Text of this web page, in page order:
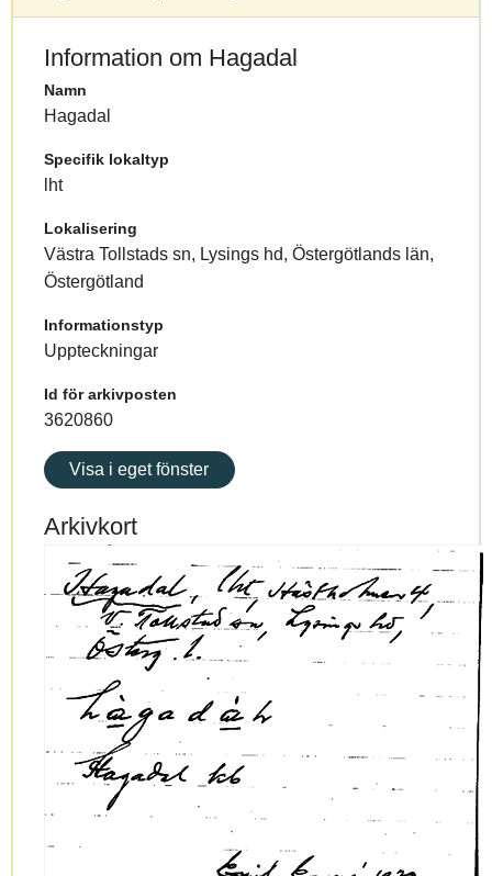
Information om Hagadal
Namn
Hagadal
Specifik lokaltyp
lht
Lokalisering
Västra Tollstads sn, Lysings hd, Östergötlands län,
Östergötland
Informationstyp
Uppteckningar
Id för arkivposten
3620860
Visa i eget fönster
Arkivkort